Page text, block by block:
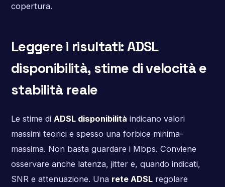
copertura.
Leggere i risultati: ADSL
disponibilità, stime di velocità e
stabilità reale
Le stime di ADSL disponibilità indicano valori
massimi teorici e spesso una forbice minima-
massima. Non basta guardare i Mbps. Conviene
osservare anche latenza, jitter e, quando indicati,
SNR e attenuazione. Una rete ADSLregolare